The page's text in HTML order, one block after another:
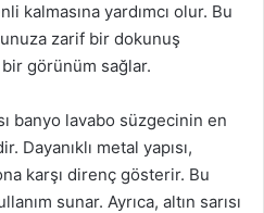
kalmasına yardımcı olur. Bu
zarif bir dokunuş
görünüm sağlar.
banyo lavabo süzgecinin en
metal yapısı,
karşı direnç gösterir. Bu
sunar. Ayrıca, altın sarısı